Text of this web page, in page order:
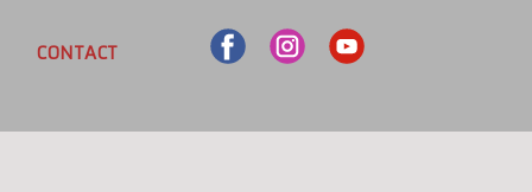
CONTACT